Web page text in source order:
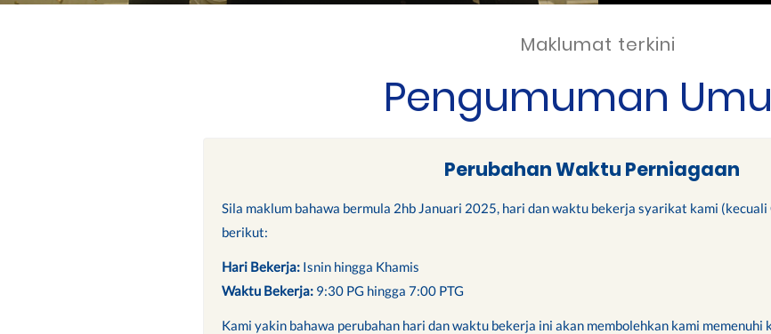
Maklumat terkini
Pengumuman
Perubahan Waktu Perniagaan
Sila maklum bahawa bermula 2hb Januari 2025, hari dan waktu bekerja syarikat kami
berikut:
Hari Bekerja: Isnin hingga Khamis
Waktu Bekerja: 9:30 PG hingga 7:00 PTG
Kami yakin bahawa perubahan hari dan waktu bekerja ini akan membolehkan kami memenuhi